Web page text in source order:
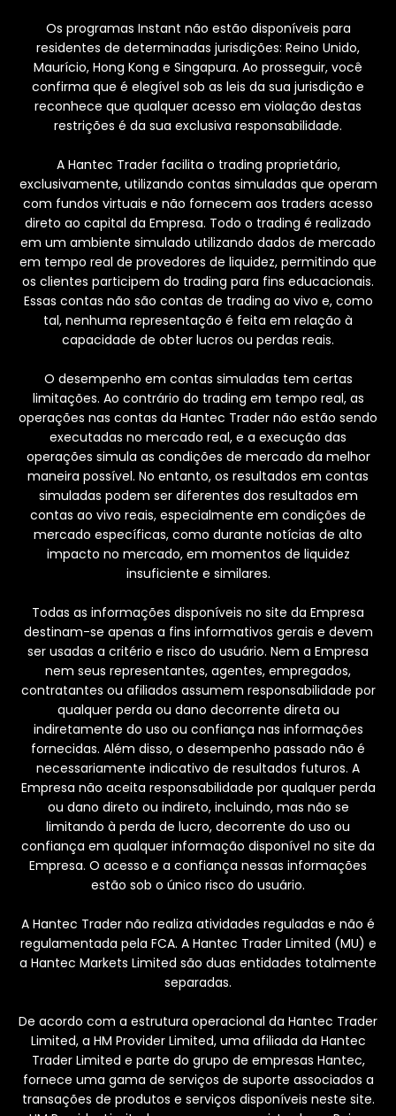
Os programas Instant não estão disponíveis para
residentes de determinadas jurisdições: Reino Unido,
Maurício, Hong Kong e Singapura. Ao prosseguir, você
confirma que é elegível sob as leis da sua jurisdição e
reconhece que qualquer acesso em violação destas
restrições é da sua exclusiva responsabilidade.
A Hantec Trader facilita o trading proprietário,
exclusivamente, utilizando contas simuladas que operam
com fundos virtuais e não fornecem aos traders acesso
direto ao capital da Empresa. Todo o trading é realizado
em um ambiente simulado utilizando dados de mercado
em tempo real de provedores de liquidez, permitindo que
os clientes participem do trading para fins educacionais.
Essas contas não são contas de trading ao vivo e, como
tal, nenhuma representação é feita em relação à
capacidade de obter lucros ou perdas reais.
O desempenho em contas simuladas tem certas
limitações. Ao contrário do trading em tempo real, as
operações nas contas da Hantec Trader não estão sendo
executadas no mercado real, e a execução das
operações simula as condições de mercado da melhor
maneira possível. No entanto, os resultados em contas
simuladas podem ser diferentes dos resultados em
contas ao vivo reais, especialmente em condições de
mercado específicas, como durante notícias de alto
impacto no mercado, em momentos de liquidez
insuficiente e similares.
Todas as informações disponíveis no site da Empresa
destinam-se apenas a fins informativos gerais e devem
ser usadas a critério e risco do usuário. Nem a Empresa
nem seus representantes, agentes, empregados,
contratantes ou afiliados assumem responsabilidade por
qualquer perda ou dano decorrente direta ou
indiretamente do uso ou confiança nas informações
fornecidas. Além disso, o desempenho passado não é
necessariamente indicativo de resultados futuros. A
Empresa não aceita responsabilidade por qualquer perda
ou dano direto ou indireto, incluindo, mas não se
limitando à perda de lucro, decorrente do uso ou
confiança em qualquer informação disponível no site da
Empresa. O acesso e a confiança nessas informações
estão sob o único risco do usuário.
A Hantec Trader não realiza atividades reguladas e não é
regulamentada pela FCA. A Hantec Trader Limited (MU) e
a Hantec Markets Limited são duas entidades totalmente
separadas.
De acordo com a estrutura operacional da Hantec Trader
Limited, a HM Provider Limited, uma afiliada da Hantec
Trader Limited e parte do grupo de empresas Hantec,
fornece uma gama de serviços de suporte associados a
transações de produtos e serviços disponíveis neste site.